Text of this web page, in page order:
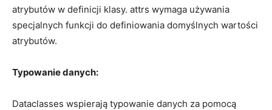
atrybutów w definicji ‍klasy.⁣ attrs ‌wymaga używania
specjalnych funkcji do definiowania domyślnych wartości
atrybutów.
Typowanie danych:
Dataclasses wspierają ‍typowanie ‍danych za pomocą